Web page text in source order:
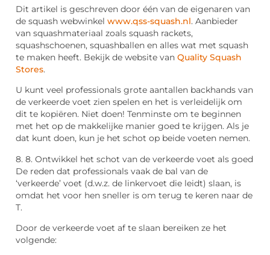
Dit artikel is geschreven door één van de eigenaren van
de squash webwinkel www.qss-squash.nl. Aanbieder
van squashmateriaal zoals squash rackets,
squashschoenen, squashballen en alles wat met squash
te maken heeft. Bekijk de website van Quality Squash
Stores.
U kunt veel professionals grote aantallen backhands van
de verkeerde voet zien spelen en het is verleidelijk om
dit te kopiëren. Niet doen! Tenminste om te beginnen
met het op de makkelijke manier goed te krijgen. Als je
dat kunt doen, kun je het schot op beide voeten nemen.
8. 8. Ontwikkel het schot van de verkeerde voet als goed
De reden dat professionals vaak de bal van de
‘verkeerde’ voet (d.w.z. de linkervoet die leidt) slaan, is
omdat het voor hen sneller is om terug te keren naar de
T.
Door de verkeerde voet af te slaan bereiken ze het
volgende: